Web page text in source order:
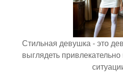
Стильная девушка - это
выглядеть